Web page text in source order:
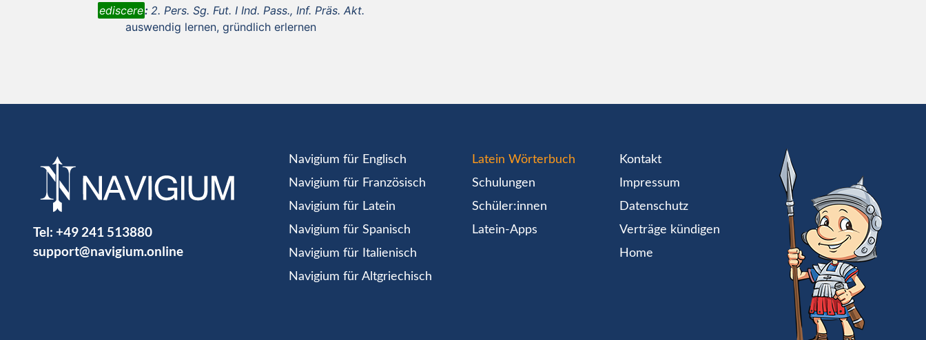
ediscere: 2. Pers. Sg. Fut. I Ind. Pass., Inf. Präs. Akt.
auswendig lernen, gründlich erlernen
Tel: +49 241 513880
support@navigium.online
Navigium für Englisch
Navigium für Französisch
Navigium für Latein
Navigium für Spanisch
Navigium für Italienisch
Navigium für Altgriechisch
Latein Wörterbuch
Schulungen
Schüler:innen
Latein-Apps
Kontakt
Impressum
Datenschutz
Verträge kündigen
Home